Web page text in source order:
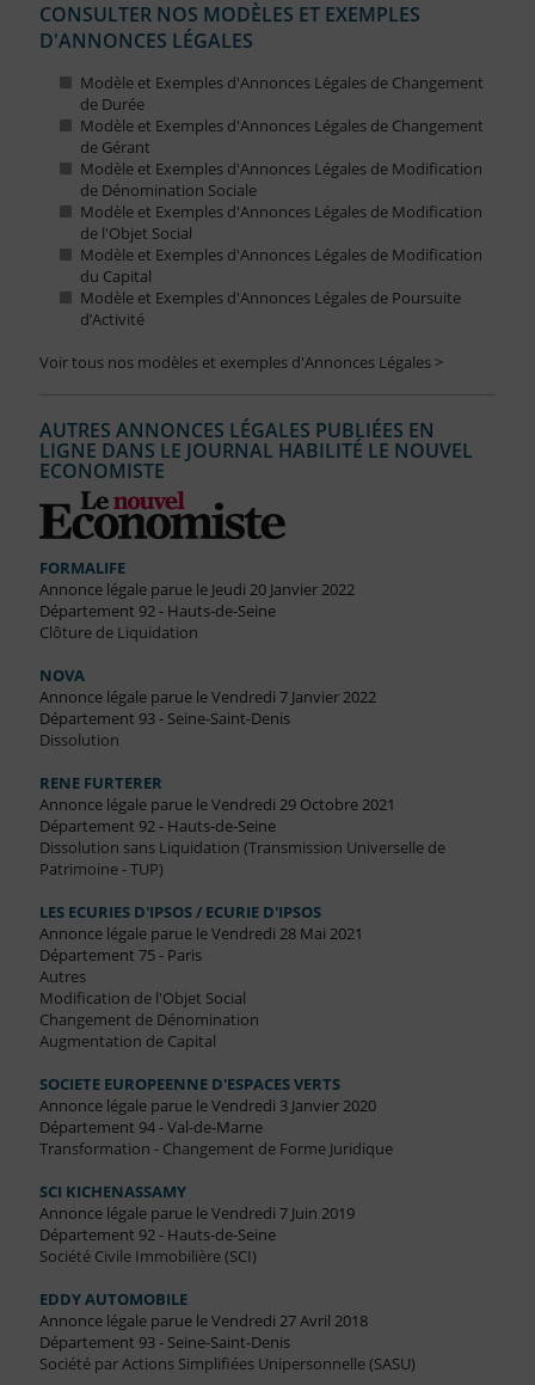
CONSULTER NOS MODÈLES ET EXEMPLES
D'ANNONCES LÉGALES
Modèle et Exemples d'Annonces Légales de Changement
de Durée
Modèle et Exemples d'Annonces Légales de Changement
de Gérant
Modèle et Exemples d'Annonces Légales de Modification
de Dénomination Sociale
Modèle et Exemples d'Annonces Légales de Modification
de l'Objet Social
Modèle et Exemples d'Annonces Légales de Modification
du Capital
Modèle et Exemples d'Annonces Légales de Poursuite
d’Activité
Voir tous nos modèles et exemples d'Annonces Légales >
AUTRES ANNONCES LÉGALES PUBLIÉES EN
LIGNE DANS LE JOURNAL HABILITÉ LE NOUVEL
ECONOMISTE
FORMALIFE
Annonce légale parue le Jeudi 20 Janvier 2022
Département 92 - Hauts-de-Seine
Clôture de Liquidation
NOVA
Annonce légale parue le Vendredi 7 Janvier 2022
Département 93 - Seine-Saint-Denis
Dissolution
RENE FURTERER
Annonce légale parue le Vendredi 29 Octobre 2021
Département 92 - Hauts-de-Seine
Dissolution sans Liquidation (Transmission Universelle de
Patrimoine - TUP)
LES ECURIES D'IPSOS / ECURIE D'IPSOS
Annonce légale parue le Vendredi 28 Mai 2021
Département 75 - Paris
Autres
Modification de l'Objet Social
Changement de Dénomination
Augmentation de Capital
SOCIETE EUROPEENNE D'ESPACES VERTS
Annonce légale parue le Vendredi 3 Janvier 2020
Département 94 - Val-de-Marne
Transformation - Changement de Forme Juridique
SCI KICHENASSAMY
Annonce légale parue le Vendredi 7 Juin 2019
Département 92 - Hauts-de-Seine
Société Civile Immobilière (SCI)
EDDY AUTOMOBILE
Annonce légale parue le Vendredi 27 Avril 2018
Département 93 - Seine-Saint-Denis
Société par Actions Simplifiées Unipersonnelle (SASU)